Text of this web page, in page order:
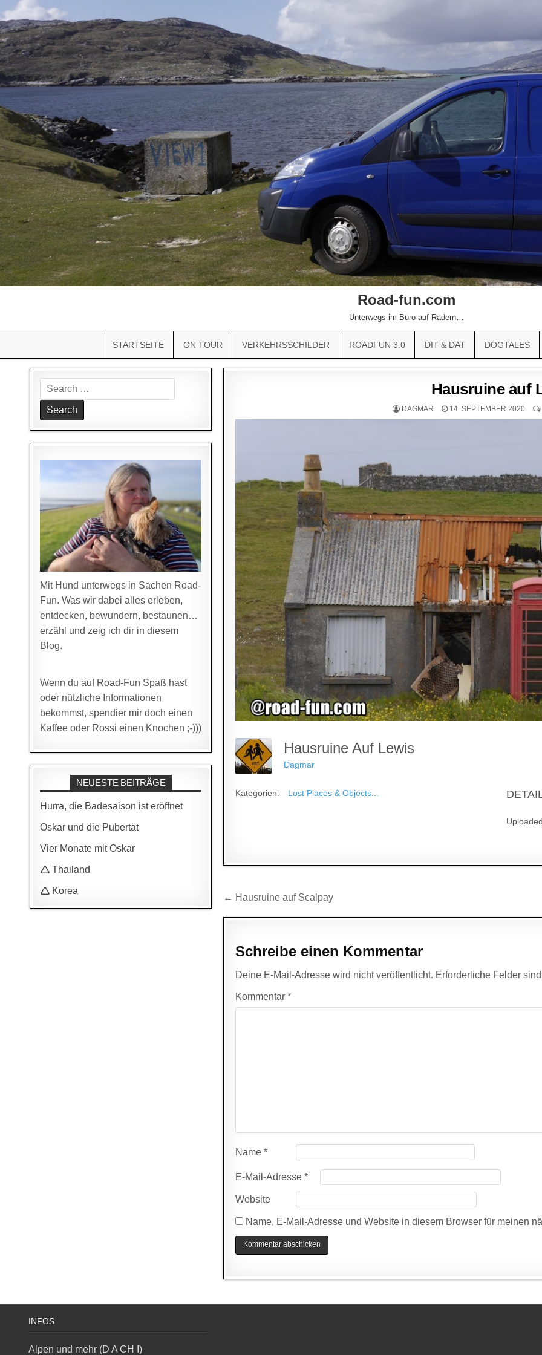
Road-fun.com
Unterwegs im Büro auf Rädern…
STARTSEITE ON TOUR VERKEHRSSCHILDER ROADFUN 3.0 DIT & DAT DOGTALES
Hausruine auf
DAGMAR 14. SEPTEMBER 2020
Hausruine Auf Lewis
Dagmar
Kategorien: Lost Places & Objects...
Beitragsnavigation
← Hausruine auf Scalpay
Schreibe einen Kommentar
Deine E-Mail-Adresse wird nicht veröffentlicht. Erforderliche Felder
Kommentar*
Name*
E-Mail-Adresse*
Website
Name, E-Mail-Adresse und Website in diesem Browser für meinen
Search
for:
Mit Hund unterwegs in Sachen Road-
Fun. Was wir dabei alles erleben,
entdecken, bewundern, bestaunen…
erzähl und zeig ich dir in diesem
Blog.
Wenn du auf Road-Fun Spaß hast
oder nützliche Informationen
bekommst, spendier mir doch einen
Kaffee oder Rossi einen Knochen ;-)))
NEUESTE BEITRÄGE
Hurra, die Badesaison ist eröffnet
Oskar und die Pubertät
Vier Monate mit Oskar
🛆 Thailand
🛆 Korea
INFOS
Alpen und mehr (D A CH I)